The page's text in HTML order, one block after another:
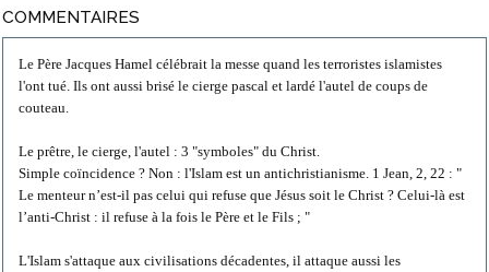
COMMENTAIRES
Le Père Jacques Hamel célébrait la messe quand les terroristes islamistes
l'ont tué. Ils ont aussi brisé le cierge pascal et lardé l'autel de coups de
couteau.
Le prêtre, le cierge, l'autel : 3 "symboles" du Christ.
Simple coïncidence ? Non : l'Islam est un antichristianisme. 1 Jean, 2, 22 : "
Le menteur n’est-il pas celui qui refuse que Jésus soit le Christ ? Celui-là est
l’anti-Christ : il refuse à la fois le Père et le Fils ; "
L'Islam s'attaque aux civilisations décadentes, il attaque aussi les